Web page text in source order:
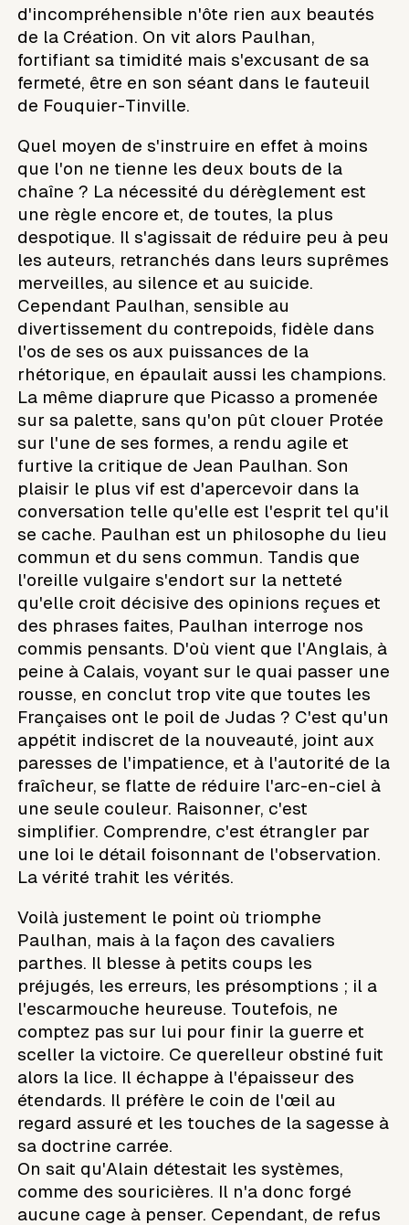
d'incompréhensible n'ôte rien aux beautés
de la Création. On vit alors Paulhan,
fortifiant sa timidité mais s'excusant de sa
fermeté, être en son séant dans le fauteuil
de Fouquier-Tinville.
Quel moyen de s'instruire en effet à moins
que l'on ne tienne les deux bouts de la
chaîne ? La nécessité du dérèglement est
une règle encore et, de toutes, la plus
despotique. Il s'agissait de réduire peu à peu
les auteurs, retranchés dans leurs suprêmes
merveilles, au silence et au suicide.
Cependant Paulhan, sensible au
divertissement du contrepoids, fidèle dans
l'os de ses os aux puissances de la
rhétorique, en épaulait aussi les champions.
La même diaprure que Picasso a promenée
sur sa palette, sans qu'on pût clouer Protée
sur l'une de ses formes, a rendu agile et
furtive la critique de Jean Paulhan. Son
plaisir le plus vif est d'apercevoir dans la
conversation telle qu'elle est l'esprit tel qu'il
se cache. Paulhan est un philosophe du lieu
commun et du sens commun. Tandis que
l'oreille vulgaire s'endort sur la netteté
qu'elle croit décisive des opinions reçues et
des phrases faites, Paulhan interroge nos
commis pensants. D'où vient que l'Anglais, à
peine à Calais, voyant sur le quai passer une
rousse, en conclut trop vite que toutes les
Françaises ont le poil de Judas ? C'est qu'un
appétit indiscret de la nouveauté, joint aux
paresses de l'impatience, et à l'autorité de la
fraîcheur, se flatte de réduire l'arc-en-ciel à
une seule couleur. Raisonner, c'est
simplifier. Comprendre, c'est étrangler par
une loi le détail foisonnant de l'observation.
La vérité trahit les vérités.
Voilà justement le point où triomphe
Paulhan, mais à la façon des cavaliers
parthes. Il blesse à petits coups les
préjugés, les erreurs, les présomptions ; il a
l'escarmouche heureuse. Toutefois, ne
comptez pas sur lui pour finir la guerre et
sceller la victoire. Ce querelleur obstiné fuit
alors la lice. Il échappe à l'épaisseur des
étendards. Il préfère le coin de l'œil au
regard assuré et les touches de la sagesse à
sa doctrine carrée.
On sait qu'Alain détestait les systèmes,
comme des souricières. Il n'a donc forgé
aucune cage à penser. Cependant, de refus